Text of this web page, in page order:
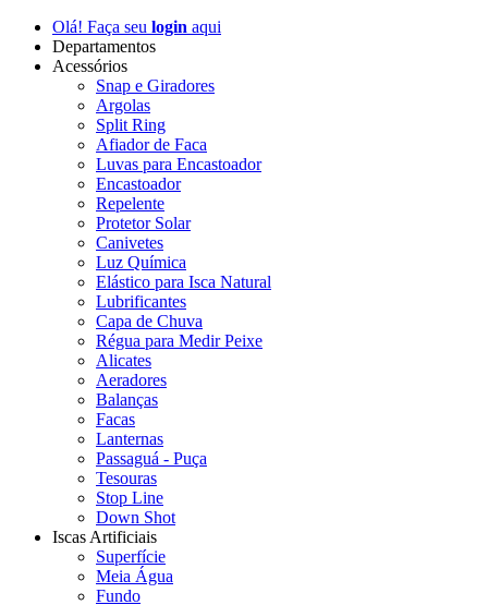
Olá! Faça seu login aqui
Departamentos
Acessórios
Snap e Giradores
Argolas
Split Ring
Afiador de Faca
Luvas para Encastoador
Encastoador
Repelente
Protetor Solar
Canivetes
Luz Química
Elástico para Isca Natural
Lubrificantes
Capa de Chuva
Régua para Medir Peixe
Alicates
Aeradores
Balanças
Facas
Lanternas
Passaguá - Puça
Tesouras
Stop Line
Down Shot
Iscas Artificiais
Superfície
Meia Água
Fundo